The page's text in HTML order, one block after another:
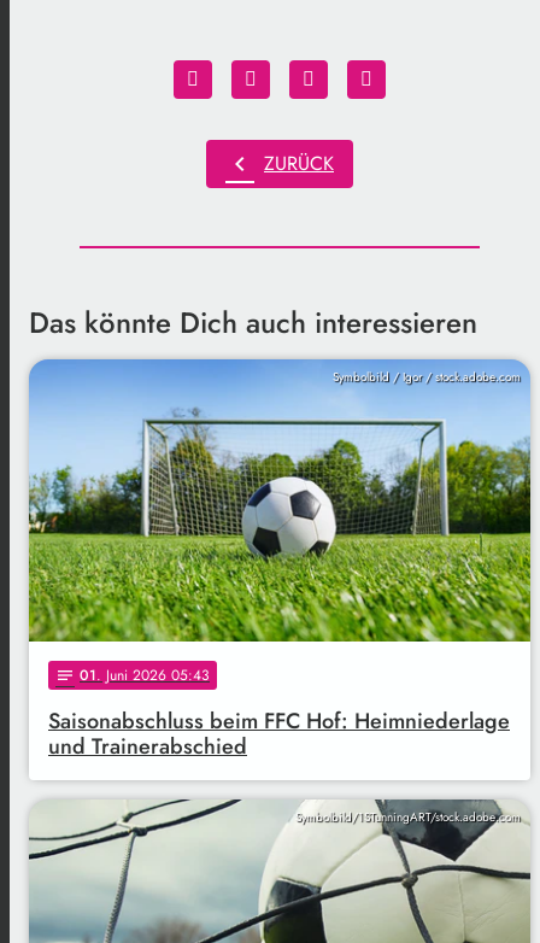
chevron_left ZURÜCK
Das könnte Dich auch interessieren
Symbolbild / Igor / stock.adobe.com
notes 01. Juni 2026 05:43
Saisonabschluss beim FFC Hof: Heimniederlage
und Trainerabschied
Symbolbild/1STunningART/stock.adobe.com